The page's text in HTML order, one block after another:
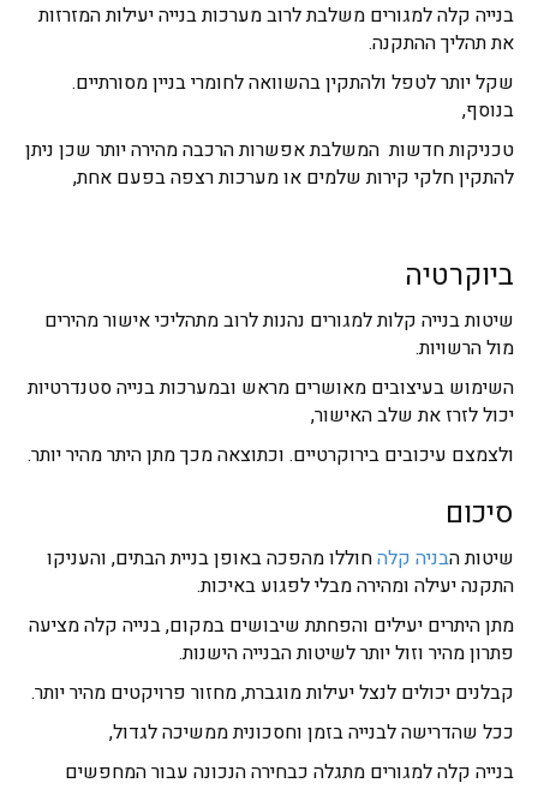
בנייה קלה למגורים משלבת לרוב מערכות בנייה יעילות המזרזות
את תהליך ההתקנה.
שקל יותר לטפל ולהתקין בהשוואה לחומרי בניין מסורתיים.
בנוסף,
טכניקות חדשות המשלבת אפשרות הרכבה מהירה יותר שכן ניתן
להתקין חלקי קירות שלמים או מערכות רצפה בפעם אחת,
ביוקרטיה
שיטות בנייה קלות למגורים נהנות לרוב מתהליכי אישור מהירים
מול הרשויות.
השימוש בעיצובים מאושרים מראש ובמערכות בנייה סטנדרטיות
יכול לזרז את שלב האישור,
ולצמצם עיכובים בירוקרטיים. וכתוצאה מכך מתן היתר מהיר יותר.
סיכום
שיטות הבניה קלהחוללו מהפכה באופן בניית הבתים, והעניקו
התקנה יעילה ומהירה מבלי לפגוע באיכות.
מתן היתרים יעילים והפחתת שיבושים במקום, בנייה קלה מציעה
פתרון מהיר וזול יותר לשיטות הבנייה הישנות.
קבלנים יכולים לנצל יעילות מוגברת, מחזור פרויקטים מהיר יותר.
ככל שהדרישה לבנייה בזמן וחסכונית ממשיכה לגדול,
בנייה קלה למגורים מתגלה כבחירה הנכונה עבור המחפשים